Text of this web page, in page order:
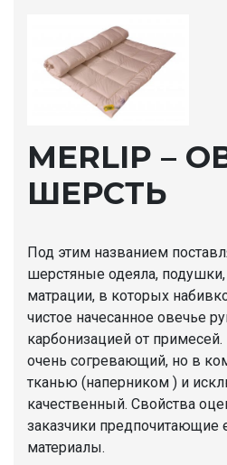
MERLIP –
ШЕРСТЬ
Под этим названием
шерстяные одеяла,
матрации, в котоpых
чистое начесанное овечье
карбонизацией от
очень согревающий, но в
тканью (наперником ) и
качественный. Свойства
заказчики предпочитающие
материалы.